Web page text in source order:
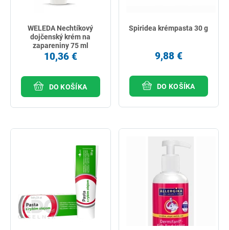
WELEDA Nechtíkový
dojčenský krém na
zapareniny 75 ml
10,36 €
DO KOŠÍKA
Spiridea krémpasta 30 g
9,88 €
DO KOŠÍKA